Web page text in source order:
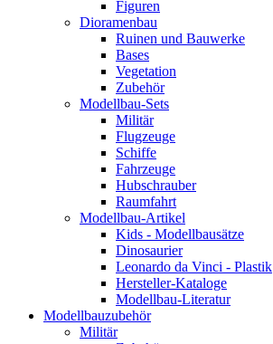
Figuren
Dioramenbau
Ruinen und Bauwerke
Bases
Vegetation
Zubehör
Modellbau-Sets
Militär
Flugzeuge
Schiffe
Fahrzeuge
Hubschrauber
Raumfahrt
Modellbau-Artikel
Kids - Modellbausätze
Dinosaurier
Leonardo da Vinci - Plastik
Hersteller-Kataloge
Modellbau-Literatur
Modellbauzubehör
Militär